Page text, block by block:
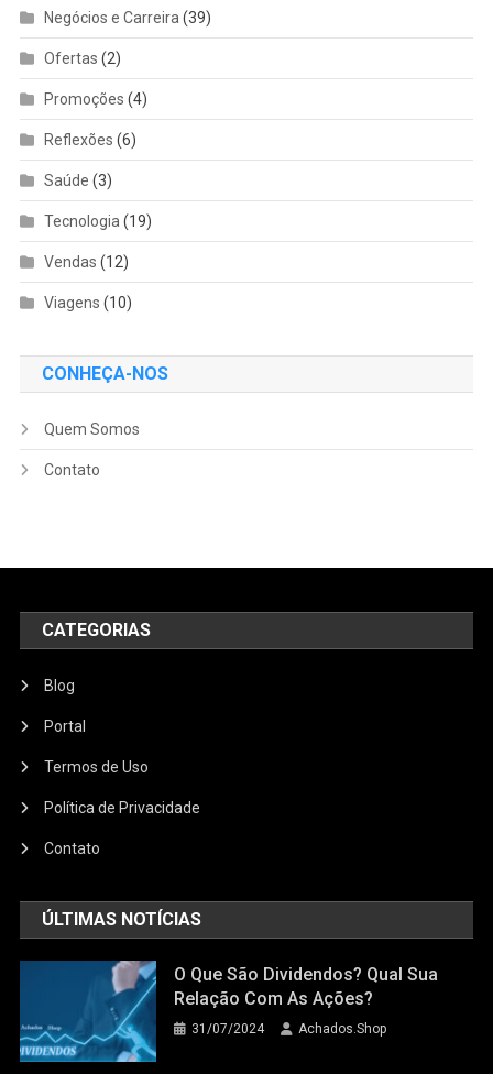
Negócios e Carreira (39)
Ofertas (2)
Promoções (4)
Reflexões (6)
Saúde (3)
Tecnologia (19)
Vendas (12)
Viagens (10)
CONHEÇA-NOS
Quem Somos
Contato
CATEGORIAS
Blog
Portal
Termos de Uso
Política de Privacidade
Contato
ÚLTIMAS NOTÍCIAS
O Que São Dividendos? Qual Sua
Relação Com As Ações?
31/07/2024 Achados.Shop